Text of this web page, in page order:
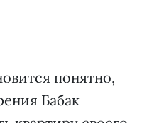
понятно,
Бабак